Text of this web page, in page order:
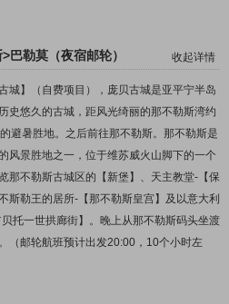
巴勒莫（夜宿邮轮） 收起详情
城】（自费项目），庞贝古城是亚平宁半岛
史悠久的古城，距风光绮丽的那不勒斯湾约
避暑胜地。之后前往那不勒斯。那不勒斯是
风景胜地之一，位于维苏威火山脚下的一个
那不勒斯古城区的【新堡】、天主教堂-【保
斯勒王的居所-【那不勒斯皇宫】及以意大利
托一世拱廊街】。晚上从那不勒斯码头坐渡
（邮轮航班预计出发20:00，10个小时左